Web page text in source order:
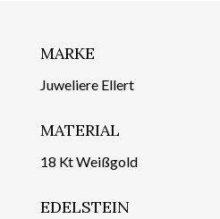
MARKE
Juweliere Ellert
MATERIAL
18 Kt Weißgold
EDELSTEIN